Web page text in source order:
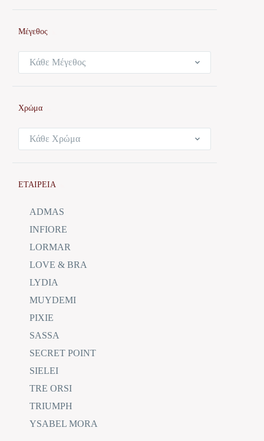
Μέγεθος
Κάθε Μέγεθος
Χρώμα
Κάθε Χρώμα
ΕΤΑΙΡΕΙΑ
ADMAS
INFIORE
LORMAR
LOVE & BRA
LYDIA
MUYDEMI
PIXIE
SASSA
SECRET POINT
SIELEI
TRE ORSI
TRIUMPH
YSABEL MORA